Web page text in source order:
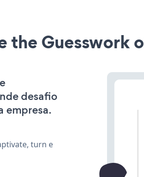
the Guesswork
desafio
empresa.
turn e